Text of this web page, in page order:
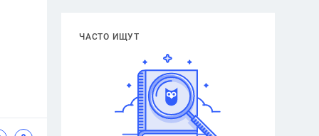
ЧАСТО ИЩУТ